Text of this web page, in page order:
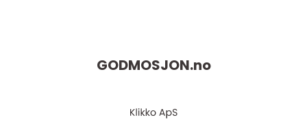
GODMOSJON.no